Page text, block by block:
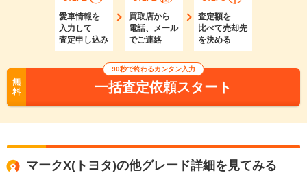
愛車情報を
入力して
査定申し込み
買取店から
電話、メール
でご連絡
査定額を
比べて売却先
を決める
無
料
90秒で終わるカンタン入力
一括査定依頼スタート
マークX(トヨタ)の他グレード詳細を見てみる